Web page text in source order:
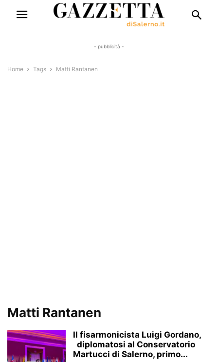
- pubblicità -
Home Tags Matti Rantanen
Matti Rantanen
Il fisarmonicista Luigi Gordano,
diplomatosi al Conservatorio
Martucci di Salerno, primo...